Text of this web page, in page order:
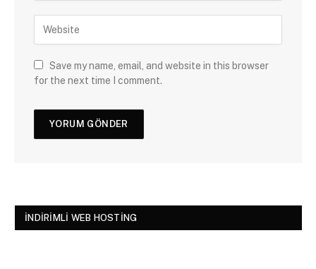
Save my name, email, and website in this browser
for the next time I comment.
İNDIRIMLI WEB HOSTING